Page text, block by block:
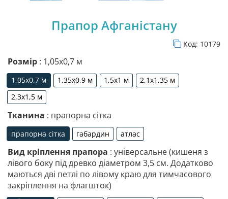
Прапор Афганістану
Код: 10179
Розмір : 1,05х0,7 м
1,05х0,7 м
1,05х0,7 м
1,35х0,9 м
1,35х0,9 м
1,5х1 м
1,5х1 м
2,1х1,35 м
2,1х1,35 м
2,3х1,5 м
2,3х1,5 м
Тканина : прапорна сітка
прапорна сітка
прапорна сітка
габардин
габардин
атлас
атлас
Вид кріплення прапора : універсальне (кишеня з
лівого боку під древко діаметром 3,5 см. Додатково
маються дві петлі по лівому краю для тимчасового
закріплення на флагшток)